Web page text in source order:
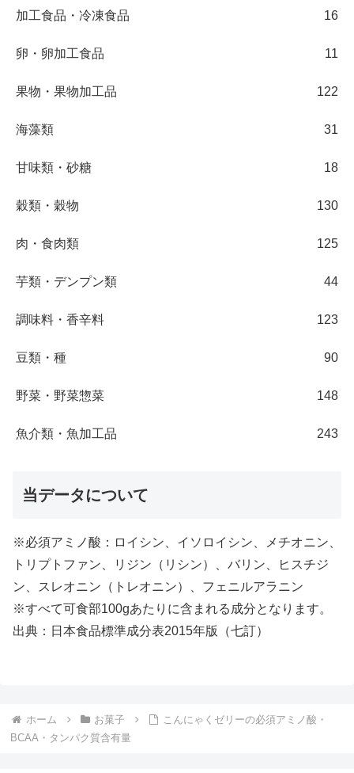
加工食品・冷凍食品 16
卵・卵加工食品 11
果物・果物加工品 122
海藻類 31
甘味類・砂糖 18
穀類・穀物 130
肉・食肉類 125
芋類・デンプン類 44
調味料・香辛料 123
豆類・種 90
野菜・野菜惣菜 148
魚介類・魚加工品 243
当データについて
※必須アミノ酸：ロイシン、イソロイシン、メチオニン、
トリプトファン、リジン（リシン）、バリン、ヒスチジ
ン、スレオニン（トレオニン）、フェニルアラニン
※すべて可食部100gあたりに含まれる成分となります。
出典：日本食品標準成分表2015年版（七訂）
ホーム お菓子
こんにゃくゼリーの必須アミノ酸・
BCAA・タンパク質含有量